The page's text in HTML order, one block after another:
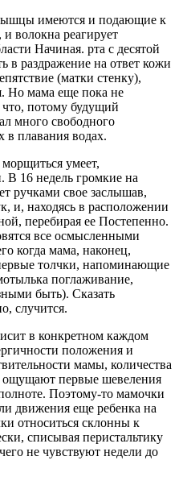
имеются и подающие к
волокна реагирует
Начиная. рта с десятой
в раздражение на ответ кожи
(матки стенку),
Но мама еще пока не
потому будущий
много свободного
в плавания водах.
умеет,
В 16 недель громкие на
ручками свое заслышав,
и, находясь в расположении
перебирая ее Постепенно.
все осмысленными
когда мама, наконец,
толчки, напоминающие
поглаживание,
быть). Сказать
случится.
в конкретном каждом
положения и
мамы, количества
первые шевеления
Поэтому-то мамочки
движения еще ребенка на
относиться склонны к
списывая перистальтику
не чувствуют недели до